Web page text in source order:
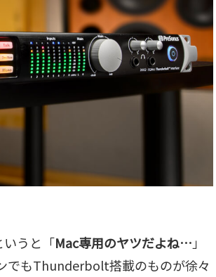
うと「Mac専用のヤツだよね… 」
でもThunderbolt搭載のものが徐々